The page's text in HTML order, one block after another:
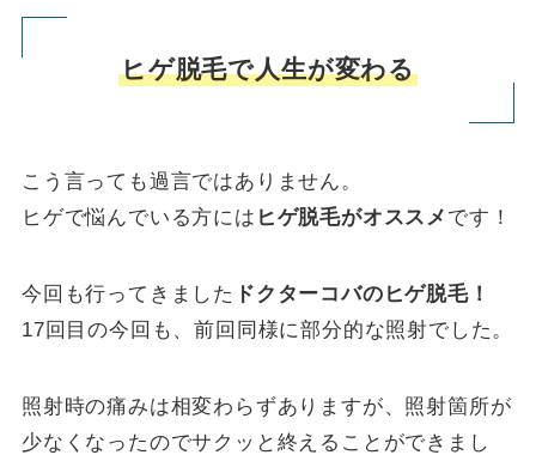
ヒゲ脱毛で人生が変わる
こう言っても過言ではありません。
ヒゲで悩んでいる方には ヒゲ脱毛がオススメ です！
今回も行ってきました ドクターコバのヒゲ脱毛！
17回目の今回も、前回同様に部分的な照射でした。
照射時の痛みは相変わらずありますが、照射箇所が
少なくなったのでサクッと終えることができまし